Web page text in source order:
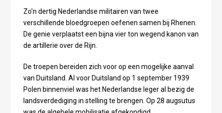
Zo'n dertig Nederlandse militairen van twee
verschillende bloedgroepen oefenen samen bij Rhenen.
De genie verplaatst een bijna vier ton wegend kanon van
de artillerie over de Rijn.
De troepen bereiden zich voor op een mogelijke aanval
van Duitsland. Al voor Duitsland op 1 september 1939
Polen binnenviel was het Nederlandse leger al bezig de
landsverdediging in stelling te brengen. Op 28 augsutus